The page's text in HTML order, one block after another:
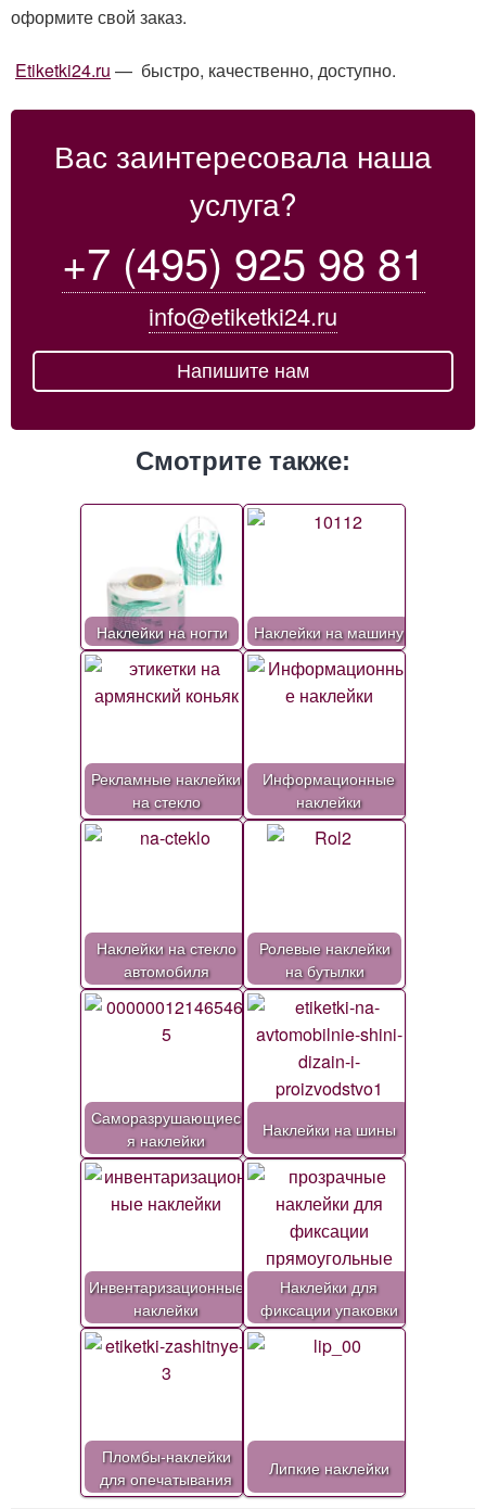
оформите свой заказ.
Etiketki24.ru — быстро, качественно, доступно.
Вас заинтересовала наша
услуга?
+7 (495) 925 98 81
info@etiketki24.ru
Напишите нам
Смотрите также:
Наклейки на ногти Наклейки на машину
Рекламные наклейки
на стекло
Информационные
наклейки
Наклейки на стекло
автомобиля
Ролевые наклейки
на бутылки
Саморазрушающиес
я наклейки
Наклейки на шины
Инвентаризационные
наклейки
Наклейки для
фиксации упаковки
Пломбы-наклейки
для опечатывания
Липкие наклейки